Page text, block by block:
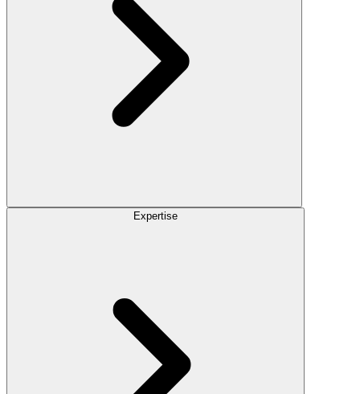
Expertise